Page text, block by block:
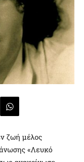
ζωή μέλος
«Λευκό